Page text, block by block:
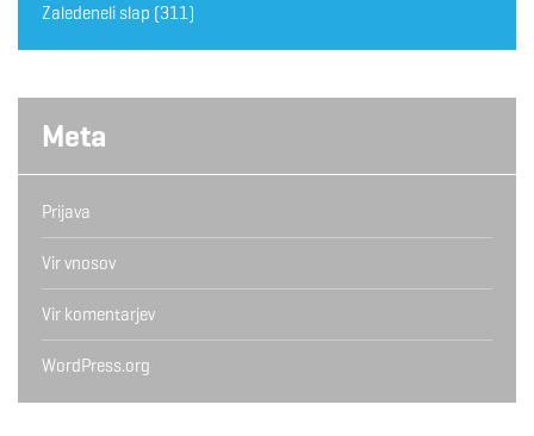
Zaledeneli slap (311)
Meta
Prijava
Vir vnosov
Vir komentarjev
WordPress.org